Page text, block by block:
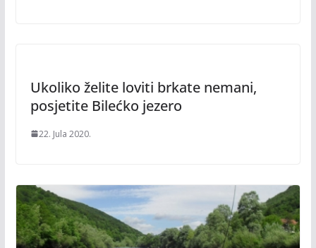
Ukoliko želite loviti brkate nemani,
posjetite Bilećko jezero
22. Jula 2020.